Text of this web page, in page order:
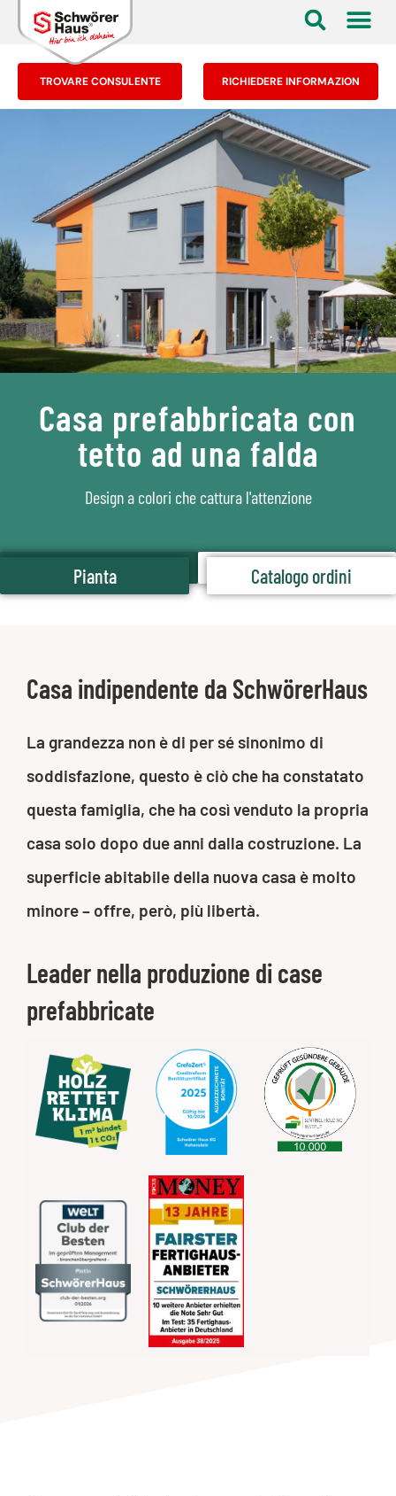
TROVARE CONSULENTE RICHIEDERE INFORMAZION
Casa prefabbricata con
tetto ad una falda
Design a colori che cattura l'attenzione
Pianta Catalogo ordini
Pianta Catalogo ordini
Casa indipendente da SchwörerHaus
La grandezza non è di per sé sinonimo di
soddisfazione, questo è ciò che ha constatato
questa famiglia, che ha così venduto la propria
casa solo dopo due anni dalla costruzione. La
superficie abitabile della nuova casa è molto
minore – offre, però, più libertà.
Leader nella produzione di case
prefabbricate